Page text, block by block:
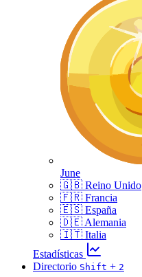
June
🇬🇧 Reino Unido
🇫🇷 Francia
🇪🇸 España
🇩🇪 Alemania
🇮🇹 Italia
Estadísticas
Directorio Shift + 2